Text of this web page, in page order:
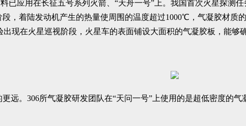
已应用在长征五号系列火箭、“天舟一号”上。我国首次火星探测
，着陆发动机产生的热量使周围的温度超过1000℃，气凝胶材质
现在火星巡视阶段，火星车的表面铺设大面积的气凝胶板，能够
远。306所气凝胶研发团队在“天问一号”上使用的是超低密度的